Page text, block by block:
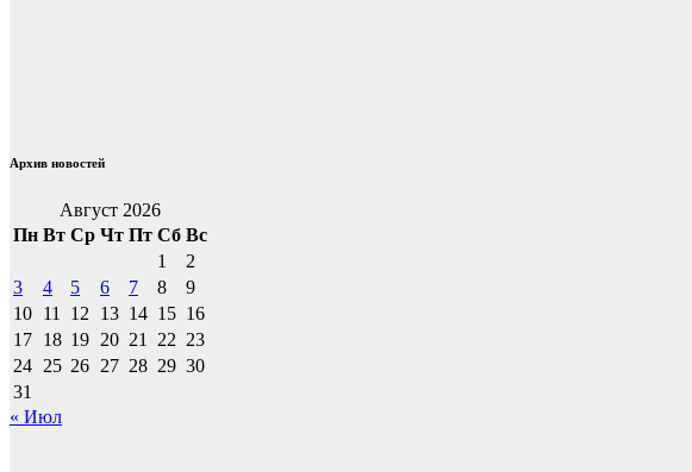
Архив новостей
Август 2026
Пн Вт Ср Чт Пт Сб Вс
1
2
3
4 5 6 7 8
9
10 11 12 13 14 15 16
17 18 19 20 21 22 23
24 25 26 27 28 29 30
31
« Июл